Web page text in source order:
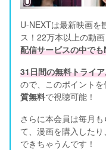
U-NEXTは最新映画を
ス！22万本以上の動
配信サービスの中で
31日間の無料トライ
ので、このポイント
質無料で視聴可能！
さらに本会員は毎月も
て、漫画を購入した
できちゃうんです！